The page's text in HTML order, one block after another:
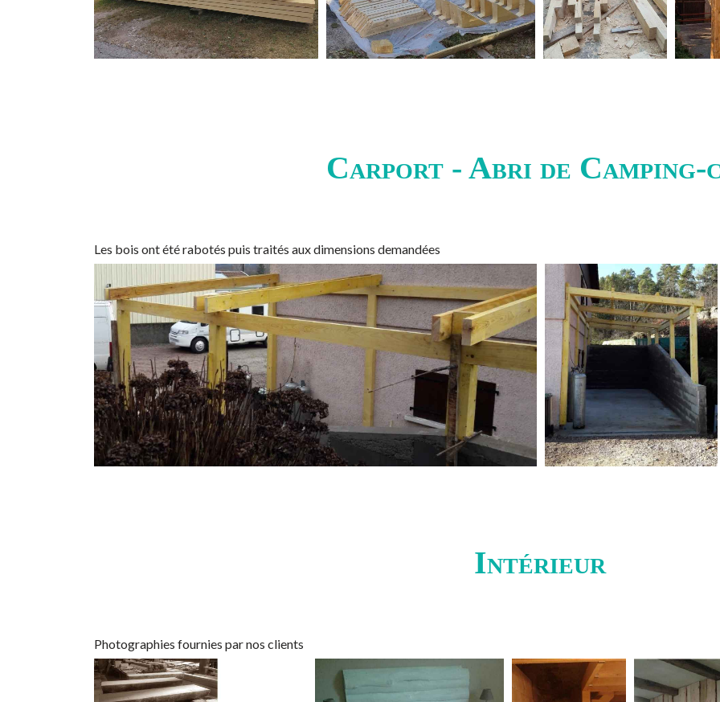
Carport - Abri de Camping-
Les bois ont été rabotés puis traités aux dimensions demandées
Intérieur
Photographies fournies par nos clients